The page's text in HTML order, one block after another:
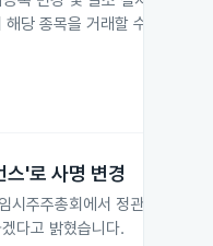
당 종목을 거래할 수 없습니다.
스'로 사명 변경
주주총회에서 정관 변경과
다고 밝혔습니다.